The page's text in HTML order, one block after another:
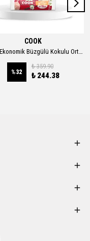
COOK
COOK Ekonomik Büzgülü Kokulu Orta Boy Çöp Torbası 2'li Set 55x60cm 30'lu
%32
₺ 359.90
₺ 244.38